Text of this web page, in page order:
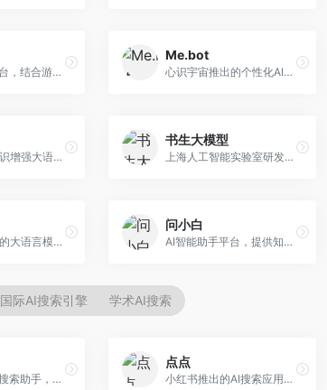
AI游戏陪玩平台，结合游戏理解和自然语言交互技术。面向游戏玩家，提供游戏攻略、陪玩互动、社交聊天等服务，游戏知识丰富，互动体验有趣。
Me.bot
心识宇宙推出的个性化AI伴侣，专注于情感交互和个人助理服务。面向个人用户，支持日程管理、情感陪伴、知识问答等功能，交互体验人性化。
百度研发的知识增强大语言模型，深度融合百度知识图谱和搜索能力。面向中文用户，提供知识问答、文本创作、逻辑推理等服务，中文语境理解准确，知识覆盖面广。
书生大模型
上海人工智能实验室研发的开源大模型系列，支持多尺度和多模态。面向研究机构和开发者，开源生态完善，学术研究背景深厚，适合科研和定制开发。
阿里巴巴推出的大语言模型平台，提供对话问答、文档处理、图像理解、代码编写等全方位AI服务。面向企业用户和个人开发者，集成阿里云生态，支持多模态交互，企业级安全保障。
问小白
AI智能助手平台，提供知识问答、文本创作、文档处理等服务。面向普通用户和职场人士，操作简便，响应速度快，支持多场景应用。
国际AI搜索引擎 学术AI搜索
阿里推出的AI搜索助手，整合搜索与AI功能。面向年轻用户，提供智能搜索、文档处理、学习辅助等服务，与夸克生态深度整合。
点点
小红书推出的AI搜索应用，专注于生活方式内容搜索。面向小红书用户，提供生活攻略、消费决策、内容推荐等服务，生活方式内容丰富。